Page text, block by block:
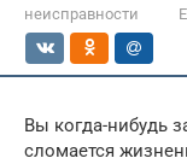
неисправности
Вы когда-нибудь
сломается